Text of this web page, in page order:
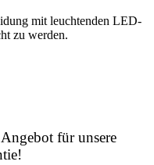
mit leuchtenden LED-
zu werden.
für unsere